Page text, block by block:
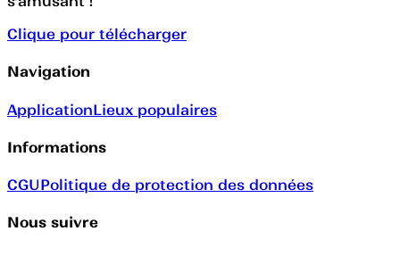
Clique pour télécharger
Navigation
ApplicationLieux populaires
Informations
CGUPolitique de protection des données
Nous suivre